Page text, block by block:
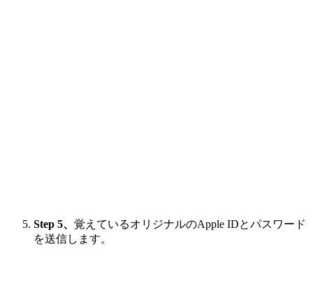
Step 5、 覚えているオリジナルのApple IDとパスワード
を送信します。